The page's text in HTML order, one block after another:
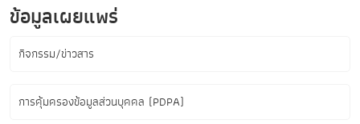
ข้อมูลเผยแพร่
กิจกรรม/ข่าวสาร
การคุ้มครองข้อมูลส่วนบุคคล (PDPA)